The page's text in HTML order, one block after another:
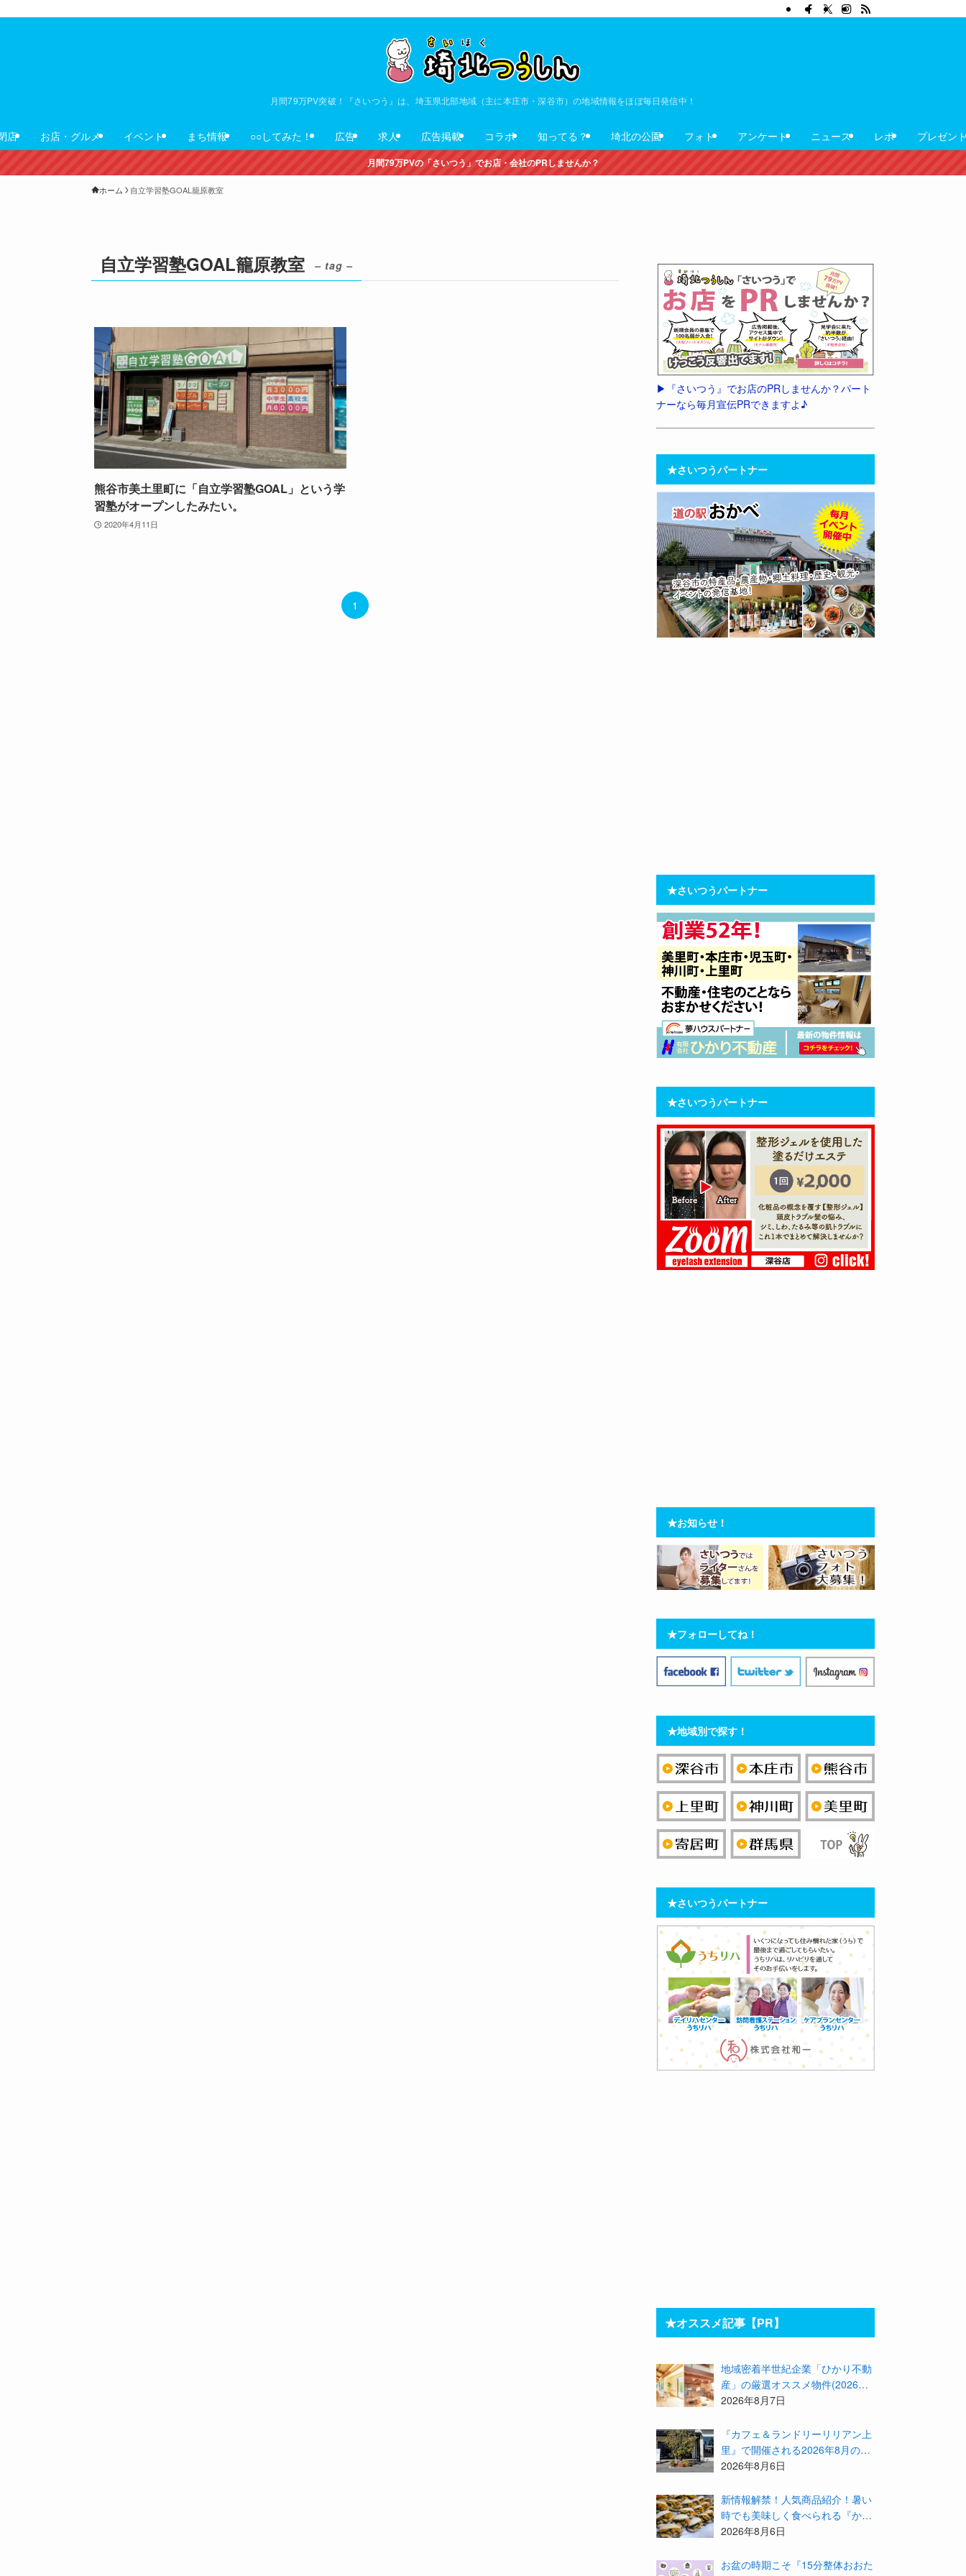
月間79万PV突破！『さいつう』は、埼玉県北部地域（主に本庄市・深谷市）の地域情報をほぼ毎日発信中！
店 お店・グルメ イベント まち情報 ○○してみた！ 広告 求人 広告掲載 コラボ 知ってる？ 埼北の公園 フォト アンケート ニュース レポ プレゼン
月間79万PVの「さいつう」でお店・会社のPRしませんか？
ホーム 自立学習塾GOAL籠原教室
自立学習塾GOAL籠原教室 – tag –
熊谷市美土里町に「自立学習塾GOAL」という学
習塾がオープンしたみたい。
2020年4月11日
1
▶︎『さいつう』でお店のPRしませんか？パート
ナーなら毎月宣伝PRできますよ♪
★さいつうパートナー
★さいつうパートナー
★さいつうパートナー
★お知らせ！
★フォローしてね！
★地域別で探す！
★さいつうパートナー
★オススメ記事【PR】
地域密着半世紀企業「ひかり不動
産」の厳選オススメ物件(2026年8
月)をご紹介！参加費無料『”木の
受付中！
2026年8月7日
『カフェ＆ランドリーリリアン上
里』で開催される2026年8月のイ
ベント等をまとめてご紹介！
2026年8月6日
新情報解禁！人気商品紹介！暑い
時でも美味しく食べられる『かず
みんち』の身体に優しい天然酵母
2026年8月6日
お盆の時期こそ『15分整体おおた